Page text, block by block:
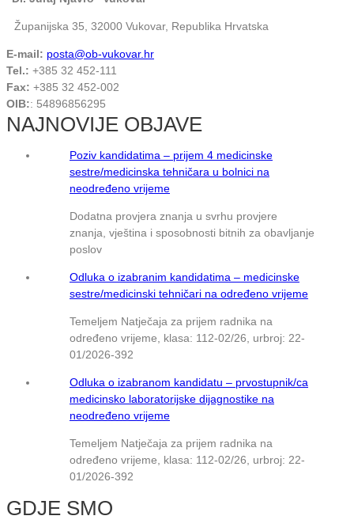
Županijska 35, 32000 Vukovar, Republika Hrvatska
E-mail: posta@ob-vukovar.hr
Tel.: +385 32 452-111
Fax: +385 32 452-002
OIB:: 54896856295
NAJNOVIJE OBJAVE
Poziv kandidatima – prijem 4 medicinske
sestre/medicinska tehničara u bolnici na
neodređeno vrijeme
Dodatna provjera znanja u svrhu provjere
znanja, vještina i sposobnosti bitnih za obavljanje
poslov
Odluka o izabranim kandidatima – medicinske
sestre/medicinski tehničari na određeno vrijeme
Temeljem Natječaja za prijem radnika na
određeno vrijeme, klasa: 112-02/26, urbroj: 22-
01/2026-392
Odluka o izabranom kandidatu – prvostupnik/ca
medicinsko laboratorijske dijagnostike na
neodređeno vrijeme
Temeljem Natječaja za prijem radnika na
određeno vrijeme, klasa: 112-02/26, urbroj: 22-
01/2026-392
GDJE SMO